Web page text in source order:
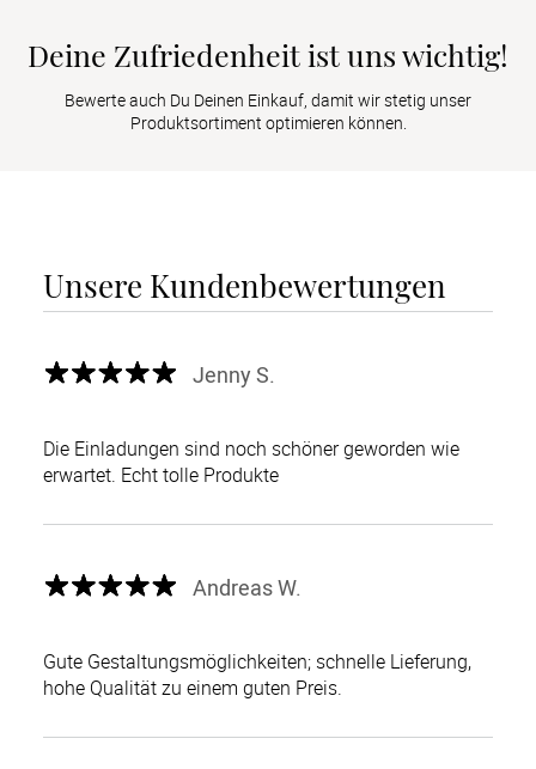
Deine Zufriedenheit ist uns wichtig!
Bewerte auch Du Deinen Einkauf, damit wir stetig unser
Produktsortiment optimieren können.
Unsere Kundenbewertungen
Jenny S.
Die Einladungen sind noch schöner geworden wie
erwartet. Echt tolle Produkte
Andreas W.
Gute Gestaltungsmöglichkeiten; schnelle Lieferung,
hohe Qualität zu einem guten Preis.